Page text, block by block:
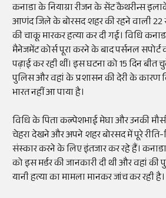
कनाडा के नियाग्रा रीजन के सेंट कैथरीन्स
आणंद जिले के बोरसद शहर की रहने वाली 22
की चाकू मारकर हत्या कर दी गई। विधि
मैनेजमेंट कोर्स पूरा करने के बाद पर्सनल सपोर्ट
पढ़ाई कर रही थीं। इस घटना को 15 दिन
पुलिस और वहां के प्रशासन की देरी के
भारत नहीं आ पाया है।
विधि के पिता कल्पेशभाई मेघा और उनकी
चेहरा देखने और अपने शहर बोरसद में पूरे
संस्कार करने के लिए इंतजार कर रहे हैं।
को इस मर्डर की जानकारी दी थी और वहां
यानी हत्या का मामला मानकर जांच कर रही है।